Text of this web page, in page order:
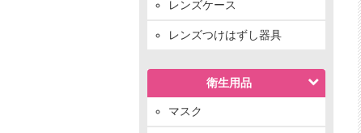
レンズケース
レンズつけはずし器具
衛生用品
マスク